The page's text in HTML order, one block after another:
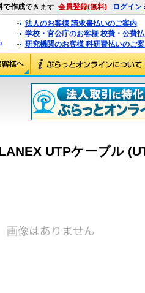
で作成できます 会員登録(無料) ログイン
法人のお客様 請求書払いのご案内
学校・官公庁のお客様 校費・公費
研究機関のお客様 科研費払いのご
UTPケーブル